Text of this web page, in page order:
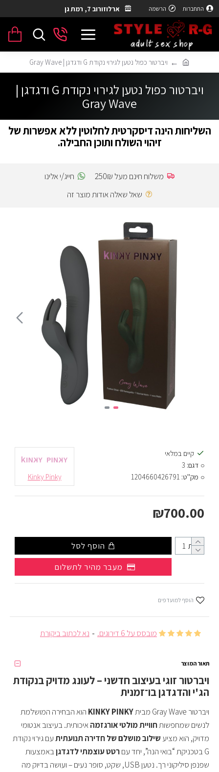
התחברות הרשמה ארלוזורוב 7, רמת גן
ויברטור כפול נטען לגירוי נקודת G ודגדגן | Gray Wave
ויברטור כפול נטען לגירוי נקודת G ודגדגן |
Gray Wave
השליחות הינה דיסקרטית לחלוטין ללא אפשרות של
זיהוי השולח ותוכן החבילה.
משלוח חינם מעל 250₪
חייג/י אלינו
שאל שאלה אודות מוצר זה
מובסס על 6 דירוגים. - נא לכתוב ביקורת
₪700.00
קיים במלאי
דגם: 3
מק"ט: 1204660426791
Kinky Pinky
כמות
הוסף לסל
מעבר מהיר לתשלום
הוסף למועדפים
תאור המוצר
ויברטור זוגי בעיצוב חדשני – לעונג מדויק בנקודת
הג'י והדגדגן בו־זמנית
ויברטור Gray Wave מבית KINKY PINKY הוא הבחירה המושלמת
לנשים שמחפשותחוויית מולטי אורגזמהאיכותית. בעיצוב אנטומי
מדויק, הוא מציע שילוב מושלם של חדירה תנועתיתעם גירוי נקודת
G בטכניקת “בואי הנה”, יחד עם
רטט עוצמתי לדגדגןבאמצעות
שפנפן סיליקוני רך. נטען USB, שקט, סופר נעים – ועושה בדיוק מה